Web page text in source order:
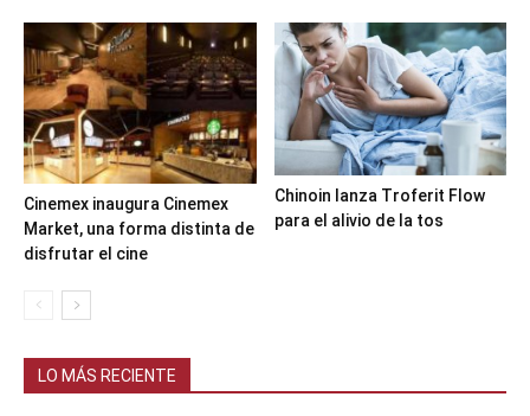
Cinemex inaugura Cinemex
Market, una forma distinta de
disfrutar el cine
Chinoin lanza Troferit Flow
para el alivio de la tos
LO MÁS RECIENTE